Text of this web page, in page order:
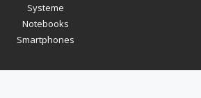
Systeme
Notebooks
Smartphones